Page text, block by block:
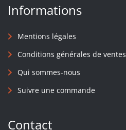
Informations
Mentions légales
Conditions générales de ventes
Qui sommes-nous
Suivre une commande
Contact